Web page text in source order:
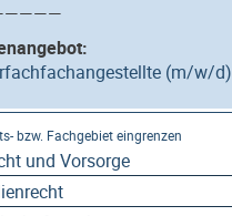
(m/w/d)
und Vorsorge